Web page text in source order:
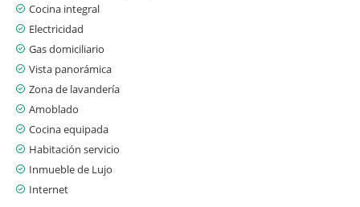
Cocina integral
Electricidad
Gas domiciliario
Vista panorámica
Zona de lavandería
Amoblado
Cocina equipada
Habitación servicio
Inmueble de Lujo
Internet